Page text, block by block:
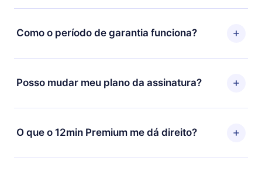
Como o período de garantia funciona?
Você pode baixar nosso aplicativo e começar a
aproveitar nossa biblioteca. Se por algum motivo não
ficar satisfeito com nossa plataforma, basta entrar em
solicitar o reembolso do valor. Você receberá tudo que
Posso mudar meu plano da assinatura?
Sim, mas a mudança só se aplicará a partir do próximo
período de cobrança. Por exemplo, se você decidiu
mudar sua assinatura mensal para anual, após
O que o 12min Premium me dá direito?
O 12min Premium é um plano que te garante acesso a